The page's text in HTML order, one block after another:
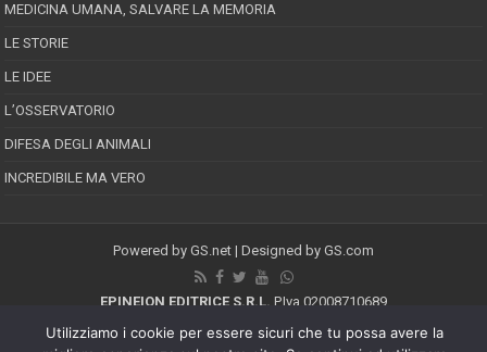
MEDICINA UMANA, SALVARE LA MEMORIA
LE STORIE
LE IDEE
L’OSSERVATORIO
DIFESA DEGLI ANIMALI
INCREDIBILE MA VERO
Powered by GS.net | Designed by GS.com
EPINEION EDITRICE S.R.L. P.Iva 02008710689
Direttore responsabile: Maurizio Piccinino
Utilizziamo i cookie per essere sicuri che tu possa avere la